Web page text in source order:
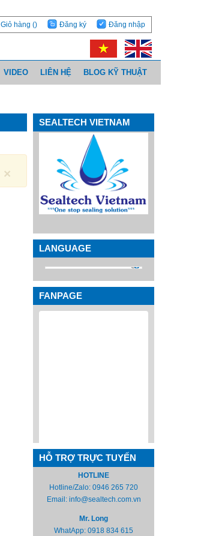
Giỏ hàng () Đăng ký Đăng nhập
VIDEO LIÊN HỆ BLOG KỸ THUẬT
×
SEALTECH VIETNAM
LANGUAGE
FANPAGE
HỖ TRỢ TRỰC TUYẾN
HOTLINE
Hotline/Zalo: 0946 265 720
Email: info@sealtech.com.vn
Mr. Long
WhatApp: 0918 834 615